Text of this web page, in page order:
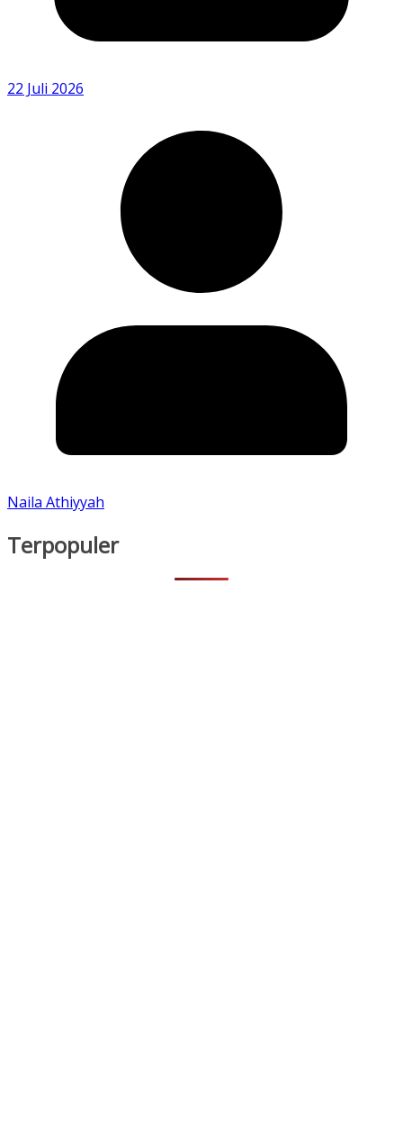
22 Juli 2026
Naila Athiyyah
Terpopuler